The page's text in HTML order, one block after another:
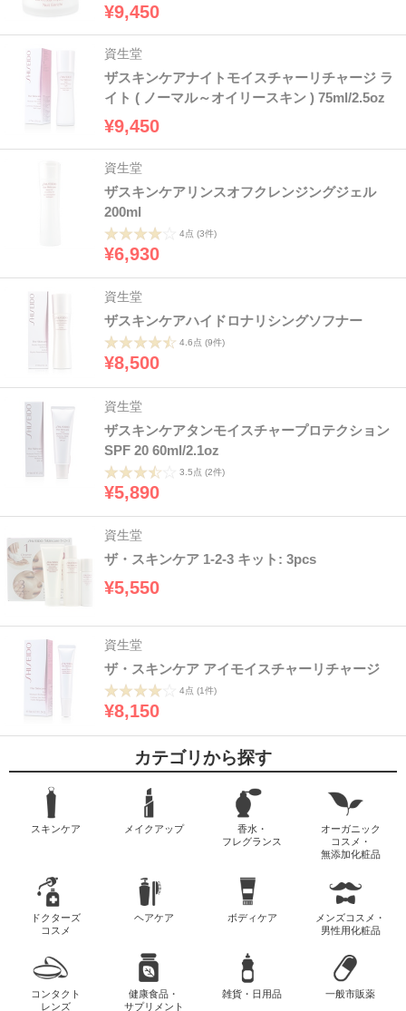
¥9,450
資生堂
ザスキンケアナイトモイスチャーリチャージ ラ
イト ( ノーマル～オイリースキン ) 75ml/2.5oz
¥9,450
資生堂
ザスキンケアリンスオフクレンジングジェル
200ml
4点 (3件)
¥6,930
資生堂
ザスキンケアハイドロナリシングソフナー
4.6点 (9件)
¥8,500
資生堂
ザスキンケアタンモイスチャープロテクション
SPF 20 60ml/2.1oz
3.5点 (2件)
¥5,890
資生堂
ザ・スキンケア 1-2-3 キット: 3pcs
¥5,550
資生堂
ザ・スキンケア アイモイスチャーリチャージ
4点 (1件)
¥8,150
カテゴリから探す
スキンケア メイクアップ
香水・
フレグランス
オーガニック
コスメ・
無添加化粧品
ドクターズ
コスメ
ヘアケア ボディケア
メンズコスメ・
男性用化粧品
コンタクト
レンズ
健康食品・
サプリメント
雑貨・日用品 一般市販薬